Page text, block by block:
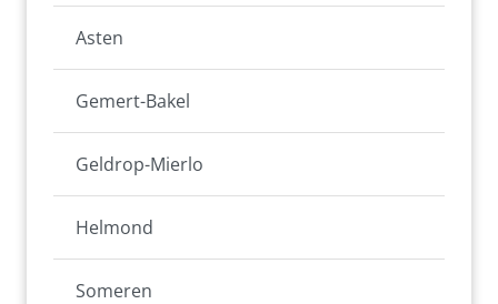
Asten
Gemert-Bakel
Geldrop-Mierlo
Helmond
Someren